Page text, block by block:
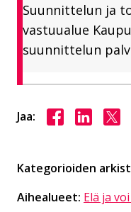
Suunnittelun ja
vastuualue
suunnittelun
Jaa: Jaa Jaa Jaa
Kategorioiden
Aihealueet: Elä ja